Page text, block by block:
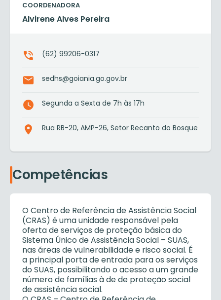
COORDENADORA
Alvirene Alves Pereira
(62) 99206-0317
sedhs@goiania.go.gov.br
Segunda a Sexta de 7h às 17h
Rua RB-20, AMP-26, Setor Recanto do Bosque
Competências
O Centro de Referência de Assistência Social
(CRAS) é uma unidade responsável pela
oferta de serviços de proteção básica do
Sistema Único de Assistência Social – SUAS,
nas áreas de vulnerabilidade e risco social. É
a principal porta de entrada para os serviços
do SUAS, possibilitando o acesso a um grande
número de famílias à de de proteção social
de assistência social.